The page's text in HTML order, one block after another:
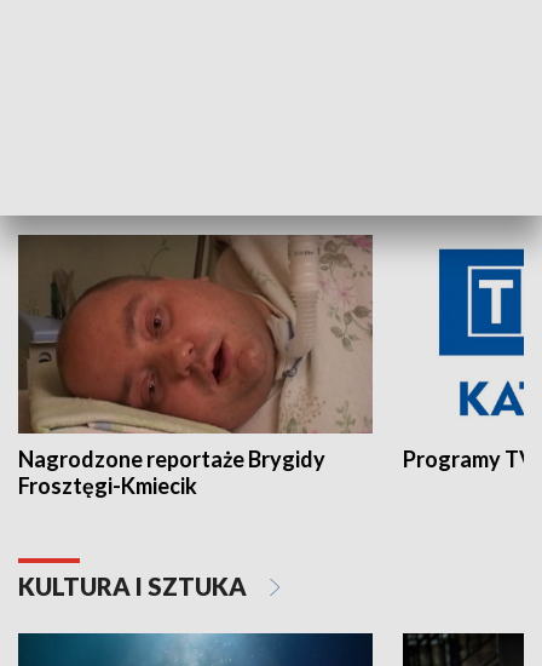
Nagrodzone reportaże Brygidy
Frosztęgi-Kmiecik
Programy
KULTURA I SZTUKA